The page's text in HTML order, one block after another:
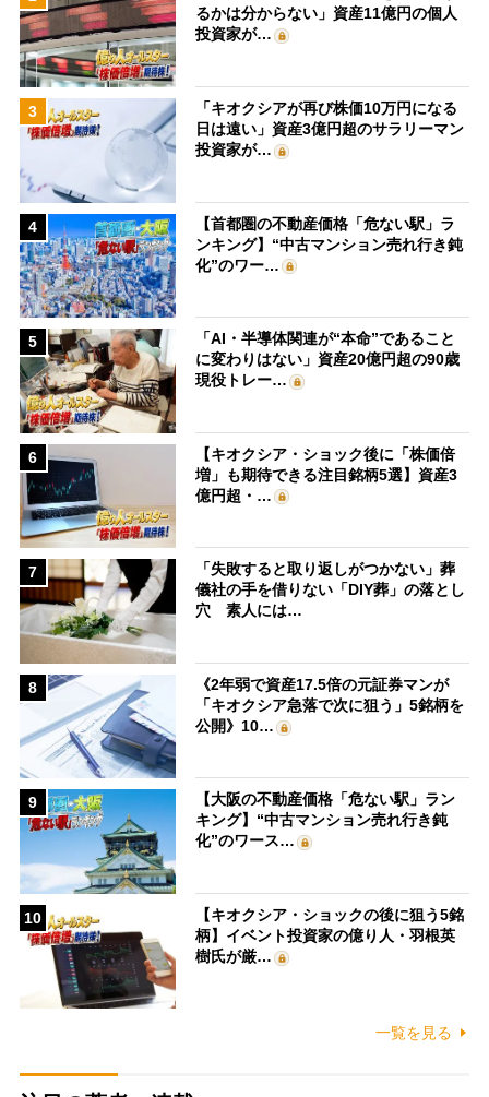
るかは分からない」資産11億円の個人
投資家が…
3
「キオクシアが再び株価10万円になる
日は遠い」資産3億円超のサラリーマン
投資家が…
4
【首都圏の不動産価格「危ない駅」ラ
ンキング】“中古マンション売れ行き鈍
化”のワー…
5
「AI・半導体関連が“本命”であること
に変わりはない」資産20億円超の90歳
現役トレー…
6
【キオクシア・ショック後に「株価倍
増」も期待できる注目銘柄5選】資産3
億円超・…
7
「失敗すると取り返しがつかない」葬
儀社の手を借りない「DIY葬」の落とし
穴 素人には…
8
《2年弱で資産17.5倍の元証券マンが
「キオクシア急落で次に狙う」5銘柄を
公開》10…
9
【大阪の不動産価格「危ない駅」ラン
キング】“中古マンション売れ行き鈍
化”のワース…
10
【キオクシア・ショックの後に狙う5銘
柄】イベント投資家の億り人・羽根英
樹氏が厳…
一覧を見る